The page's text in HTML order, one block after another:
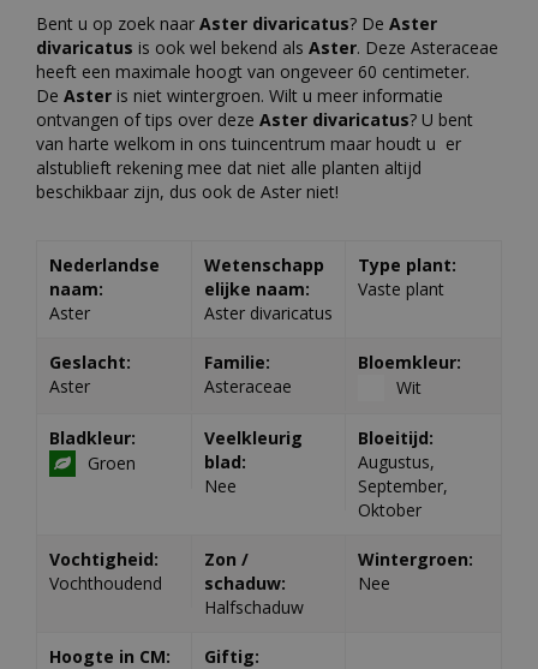
Bent u op zoek naar Aster divaricatus? De Aster
divaricatus is ook wel bekend als Aster. Deze Asteraceae
heeft een maximale hoogt van ongeveer 60 centimeter.
De Aster is niet wintergroen. Wilt u meer informatie
ontvangen of tips over deze Aster divaricatus? U bent
van harte welkom in ons tuincentrum maar houdt u er
alstublieft rekening mee dat niet alle planten altijd
beschikbaar zijn, dus ook de Aster niet!
Nederlandse
naam:
Aster
Wetenschapp
elijke naam:
Aster divaricatus
Type plant:
Vaste plant
Geslacht:
Aster
Familie:
Asteraceae
Bloemkleur:
Wit
Bladkleur:
Groen
Veelkleurig
blad:
Nee
Bloeitijd:
Augustus,
September,
Oktober
Vochtigheid:
Vochthoudend
Zon /
schaduw:
Halfschaduw
Wintergroen:
Nee
Hoogte in CM:
Giftig: